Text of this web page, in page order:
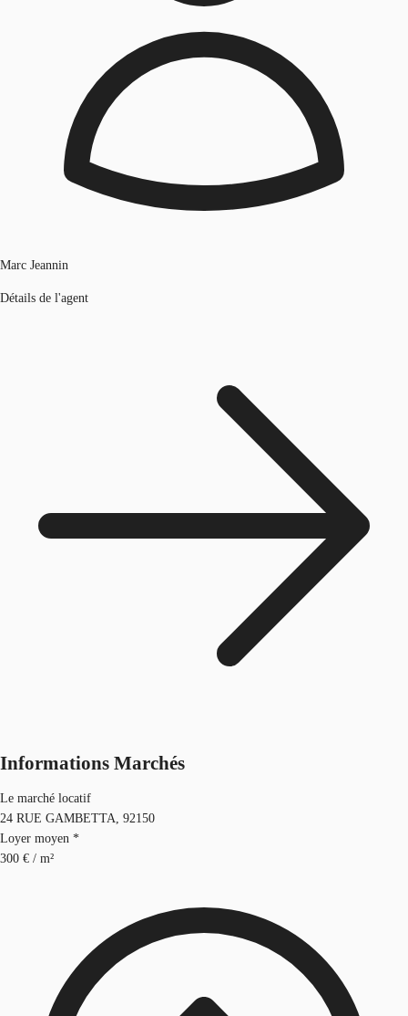
Marc Jeannin
Détails de l'agent
Informations Marchés
Le marché locatif
24 RUE GAMBETTA, 92150
Loyer moyen *
300 € / m²